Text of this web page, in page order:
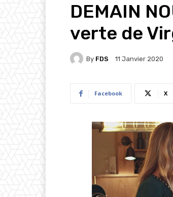
DEMAIN
verte de
By FDS 11 Janvier 2020
Facebook X